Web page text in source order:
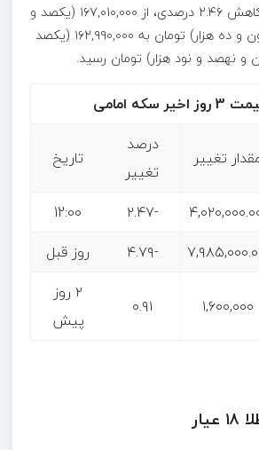
سکه امامی امروز با کاهش ۲.۴۶ درصدی، از ۱۶۷,۰۱۰,۰۰۰ (یکصد و
شصت و هفت میلیون و ده هزار) تومان به ۱۶۲,۹۹۰,۰۰۰ (یکصد
نهصد و نود هزار) تومان رسید.
سکه امامی
تغییر
درصد
تغییر
تاریخ
-۲.۴۷
12:00
-۴.۷۹ روز قبل
۱,۶۰۰,۰۰۰ ۰.۹۱
۲ روز
پیش